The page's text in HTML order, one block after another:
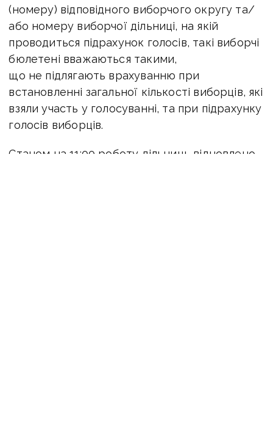
(номеру) відповідного виборчого округу та/
або номеру виборчої дільниці, на якій
проводиться підрахунок голосів, такі виборчі
бюлетені вважаються такими,
що не підлягають врахуванню при
встановленні загальної кількості виборців, які
взяли участь у голосуванні, та при підрахунку
голосів виборців.
Станом на 11:00 роботу дільниць відновлено.